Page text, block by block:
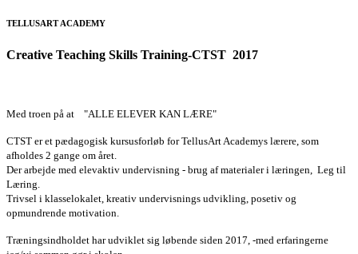
TELLUSART ACADEMY
Creative Teaching Skills Training-CTST 2017
Med troen på at "ALLE ELEVER KAN LÆRE"
CTST er et pædagogisk kursusforløb for TellusArt Academys lærere, som
afholdes 2 gange om året.
Der arbejde med elevaktiv undervisning - brug af materialer i læringen, Leg til
Læring.
Trivsel i klasselokalet, kreativ undervisnings udvikling, posetiv og
opmundrende motivation.
Træningsindholdet har udviklet sig løbende siden 2017, -med erfaringerne